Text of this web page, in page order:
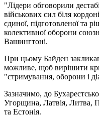
"Лідери обговорили
військових сил біля
єдиної, підготовленої та
колективної оборони
Вашингтоні.
При цьому Байден
можливе, щоб вирішити
"стримування, оборони і
Зазначимо, до
Угорщина, Латвія, Литва,
та Естонія.